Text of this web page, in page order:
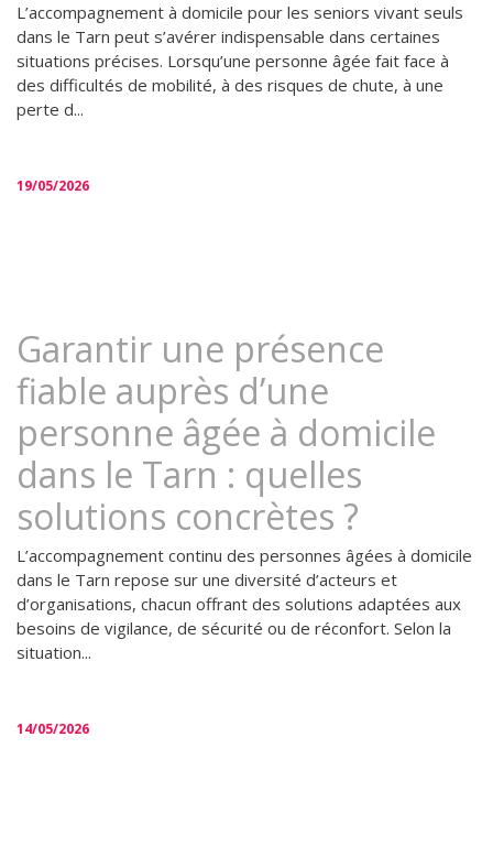
L’accompagnement à domicile pour les seniors vivant seuls
dans le Tarn peut s’avérer indispensable dans certaines
situations précises. Lorsqu’une personne âgée fait face à
des difficultés de mobilité, à des risques de chute, à une
perte d...
19/05/2026
Garantir une présence
fiable auprès d’une
personne âgée à domicile
dans le Tarn : quelles
solutions concrètes ?
L’accompagnement continu des personnes âgées à domicile
dans le Tarn repose sur une diversité d’acteurs et
d’organisations, chacun offrant des solutions adaptées aux
besoins de vigilance, de sécurité ou de réconfort. Selon la
situation...
14/05/2026